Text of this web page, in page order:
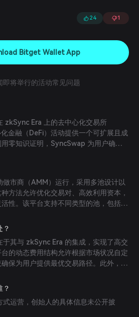
24 1
Bitget Wallet App
即将举行的活动常见问题
zkSync Era 上的去中心化交易所
化金融（DeFi）活动提供一个可扩展且成
零知识证明，SyncSwap 为用户确保
。
市商（AMM）运行，采用多池设计以
方法允许优化交易对、高效利用资本，
性。该平台支持不同类型的池，包括针
稳定汇率资产的稳定池。
？
其与 zkSync Era 的集成，实现了高交
的动态费用结构允许根据市场状况自定
保为用户提供最优交易路径。此外，
和用户友好界面的承诺提升了其吸引
？
运营，创始人的具体信息未公开披